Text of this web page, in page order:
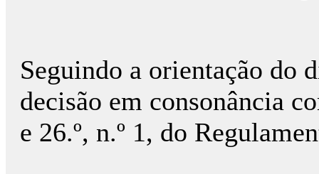
Seguindo a orientação do
decisão em consonância
e 26.º, n.º 1, do